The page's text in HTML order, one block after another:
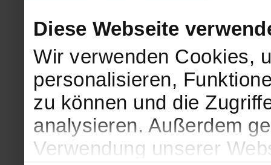
Diese Webseite
Wir verwenden Cookies,
personalisieren,
zu können und die
analysieren. Außerdem
Verwendung unserer